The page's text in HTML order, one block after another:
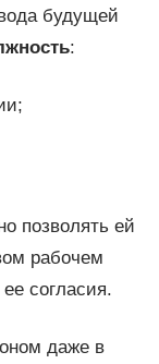
будущей
:
позволять ей
рабочем
согласия.
даже в